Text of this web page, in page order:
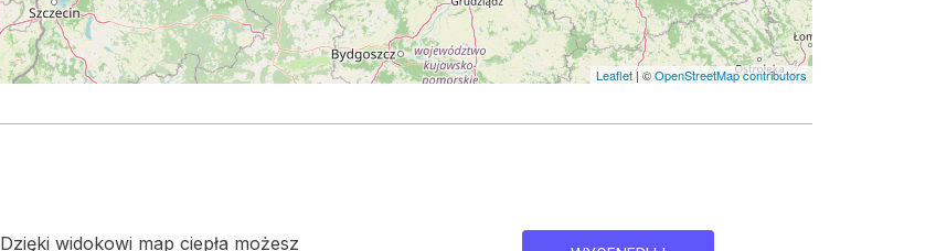
Leaflet| ©OpenStreetMap contributors
Dzięki widokowi map ciepła możesz